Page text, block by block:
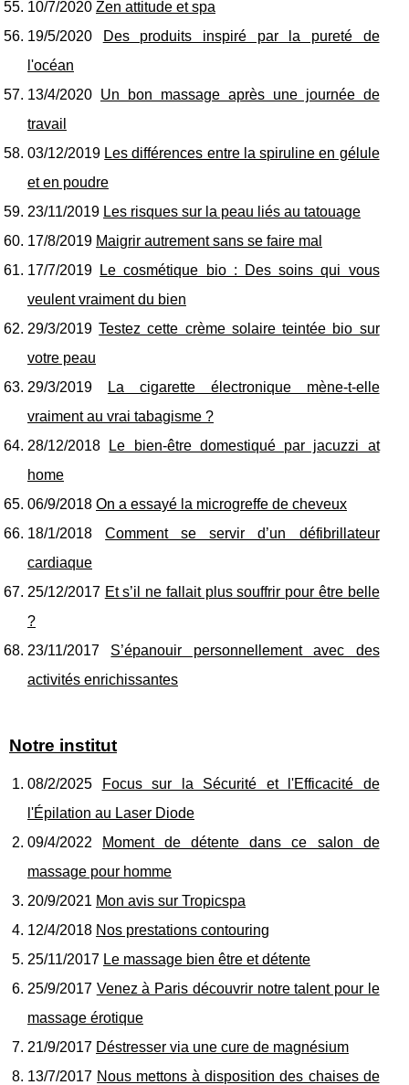
10/7/2020 Zen attitude et spa
19/5/2020
Des produits inspiré par la pureté de
l'océan
13/4/2020 Un bon massage après une journée de
travail
03/12/2019 Les différences entre la spiruline en gélule
et en poudre
23/11/2019 Les risques sur la peau liés au tatouage
17/8/2019 Maigrir autrement sans se faire mal
17/7/2019
Le cosmétique bio : Des soins qui vous
veulent vraiment du bien
29/3/2019Testez cette crème solaire teintée bio sur
votre peau
29/3/2019
La cigarette électronique mène-t-elle
vraiment au vrai tabagisme ?
28/12/2018
Le bien-être domestiqué par jacuzzi at
home
06/9/2018 On a essayé la microgreffe de cheveux
18/1/2018Comment se servir d’un défibrillateur
cardiaque
25/12/2017 Et s’il ne fallait plus souffrir pour être belle
?
23/11/2017 S’épanouir personnellement avec des
activités enrichissantes
Notre institut
08/2/2025
Focus sur la Sécurité et l'Efficacité de
l'Épilation au Laser Diode
09/4/2022
Moment de détente dans ce salon de
massage pour homme
20/9/2021 Mon avis sur Tropicspa
12/4/2018 Nos prestations contouring
25/11/2017 Le massage bien être et détente
25/9/2017 Venez à Paris découvrir notre talent pour le
massage érotique
21/9/2017 Déstresser via une cure de magnésium
13/7/2017 Nous mettons à disposition des chaises de